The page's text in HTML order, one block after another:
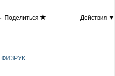
· Поделиться
Действия ▼
ФИЗРУК